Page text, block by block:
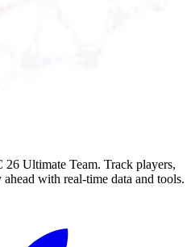
26 Ultimate Team. Track players,
with real-time data and tools.